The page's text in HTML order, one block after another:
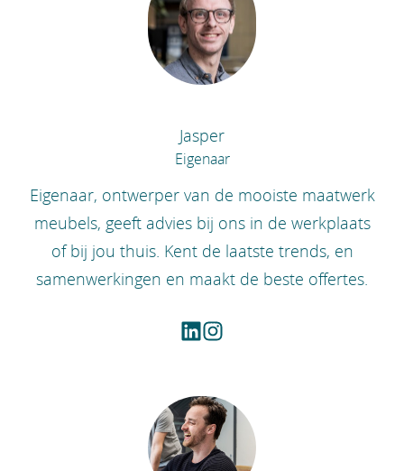
Jasper
Eigenaar
Eigenaar, ontwerper van de mooiste maatwerk
meubels, geeft advies bij ons in de werkplaats
of bij jou thuis. Kent de laatste trends, en
samenwerkingen en maakt de beste offertes.